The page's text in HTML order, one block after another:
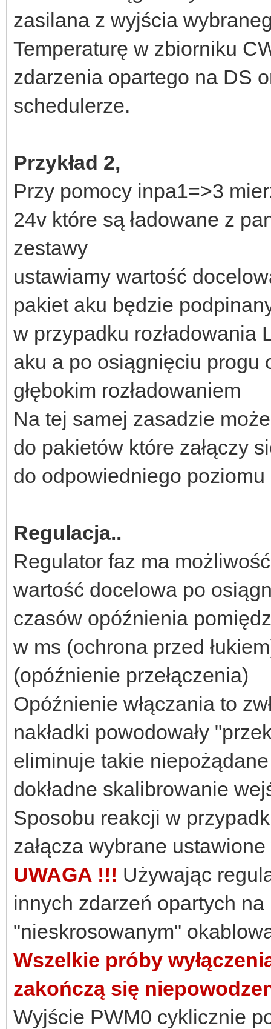
zasilana z wyjścia
Temperaturę w zbiorniku
zdarzenia opartego na DS
schedulerze.
Przykład 2,
Przy pomocy inpa1=>3
24v które są ładowane z
zestawy
ustawiamy wartość
pakiet aku będzie
w przypadku rozładowania
aku a po osiągnięciu progu
głębokim rozładowaniem
Na tej samej zasadzie
do pakietów które załączy
do odpowiedniego poziomu
Regulacja..
Regulator faz ma
wartość docelowa po
czasów opóźnienia
w ms (ochrona przed
(opóźnienie przełączenia)
Opóźnienie włączania to
nakładki powodowały
eliminuje takie
dokładne skalibrowanie
Sposobu reakcji w
załącza wybrane
UWAGA !!! Używając
innych zdarzeń opartych
"nieskrosowanym"
Wszelkie próby
zakończą się
Wyjście PWM0 cyklicznie